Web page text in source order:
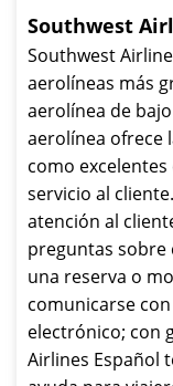
Southwest
Southwest
aerolíneas más
aerolínea de
aerolínea ofrece
como
servicio al
atención al
preguntas sobre
una reserva o
comunicarse
electrónico; con
Airlines Español